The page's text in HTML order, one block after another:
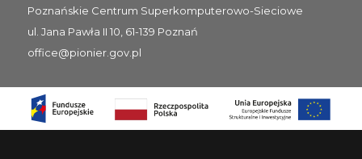
Poznańskie Centrum Superkomputerowo-Sieciowe
ul. Jana Pawła II 10, 61-139 Poznań
office@pionier.gov.pl